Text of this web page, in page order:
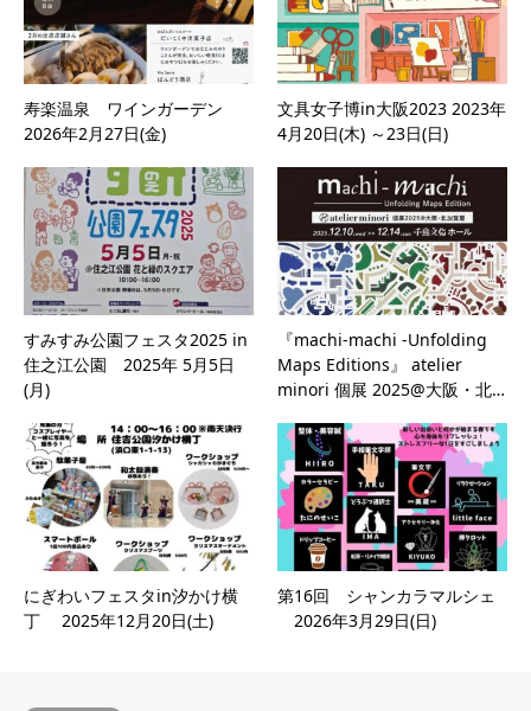
寿楽温泉 ワインガーデン
2026年2月27日(金)
文具女子博in大阪2023 2023年
4月20日(木) ～23日(日)
すみすみ公園フェスタ2025 in
住之江公園 2025年 5月5日
(月)
『machi-machi -Unfolding
Maps Editions』 atelier
minori 個展 2025@大阪・北…
にぎわいフェスタin汐かけ横
丁 2025年12月20日(土)
第16回 シャンカラマルシェ
2026年3月29日(日)